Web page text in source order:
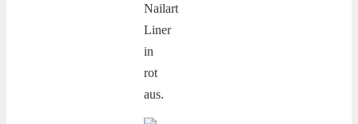
Nailart
Liner
in
rot
aus.